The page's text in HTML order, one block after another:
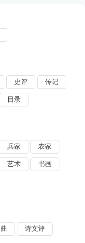
史评 传记
目录
兵家 农家
艺术 书画
曲 诗文评